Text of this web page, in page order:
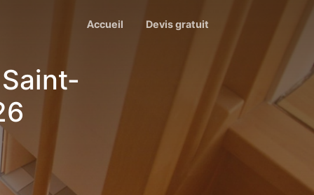
Accueil Devis gratuit